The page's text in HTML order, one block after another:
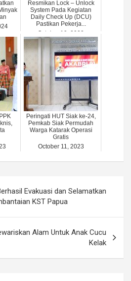
Resmikan Lock – Unlock
System Pada Kegiatan
Daily Check Up (DCU)
Pastikan Pekerja...
October 19, 2023
Peringati HUT Siak ke-24,
Pemkab Siak Permudah
Warga Katarak Operasi
Gratis
October 11, 2023
Evakuasi dan Selamatkan
KST Papua
Alam Untuk Anak Cucu
Kelak